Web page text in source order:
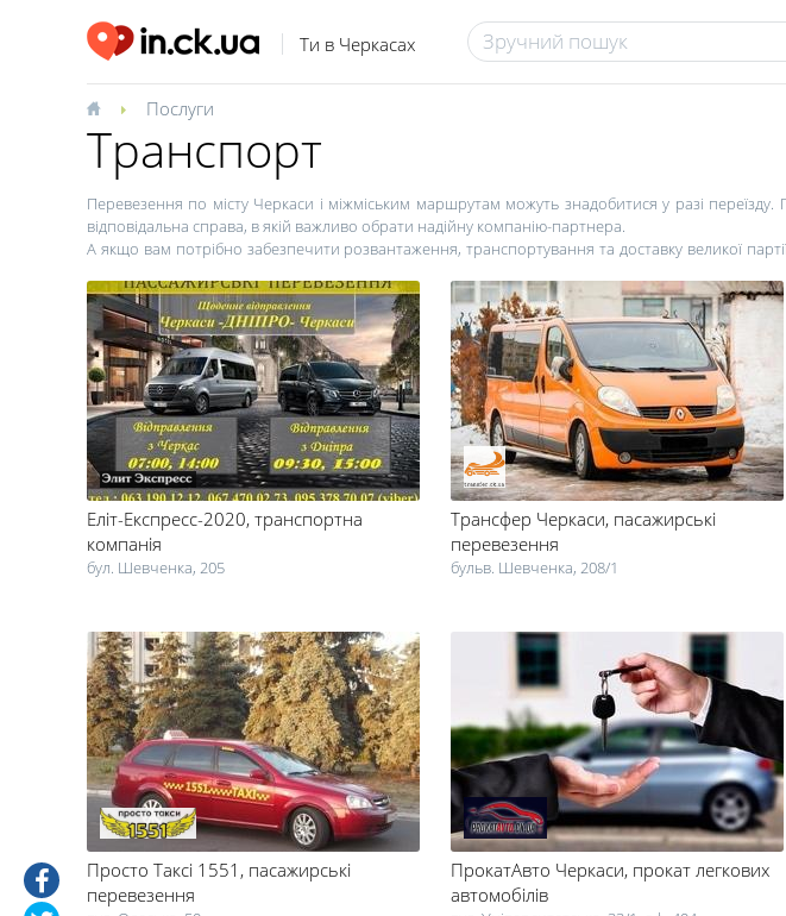
Ти в Черкасах
Послуги
Транспорт
Перевезення по місту Черкаси і міжміським маршрутам можуть знадобитися у разі
відповідальна справа, в якій важливо обрати надійну компанію-партнера.
А якщо вам потрібно забезпечити розвантаження, транспортування та доставку великої
авто заглохло посеред дороги або колесо машини потрапило у відкритий люк.
Міжнародні перевезення в Черкасах – ще одна категорія послуг для транспортування
залізничні, негабаритні перевезення по області, авіаперевезення – всі ці види послуг ви
Адреси, телефони та інші контакти компаній, що працюють у сфері пасажирських і
Черкасах, детальні описи послуг, логістика перевезень – всю цю інформацію ви можете знайти
Еліт-Експресс-2020, транспортна
компанія
бул. Шевченка, 205
Трансфер Черкаси, пасажирські
перевезення
бульв. Шевченка, 208/1
Просто Таксі 1551 , пасажирські
перевезення
ПрокатАвто Черкаси, прокат легкових
автомобілів